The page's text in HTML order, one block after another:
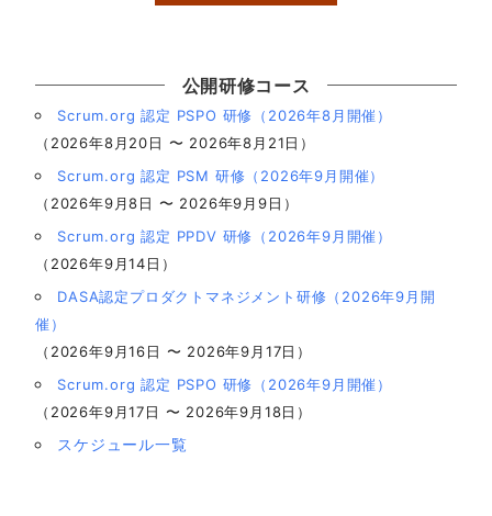
公開研修コース
Scrum.org 認定 PSPO 研修（2026年8月開催）
（2026年8月20日 〜 2026年8月21日）
Scrum.org 認定 PSM 研修（2026年9月開催）
（2026年9月8日 〜 2026年9月9日）
Scrum.org 認定 PPDV 研修（2026年9月開催）
（2026年9月14日）
DASA認定プロダクトマネジメント研修（2026年9月開
催）
（2026年9月16日 〜 2026年9月17日）
Scrum.org 認定 PSPO 研修（2026年9月開催）
（2026年9月17日 〜 2026年9月18日）
スケジュール一覧